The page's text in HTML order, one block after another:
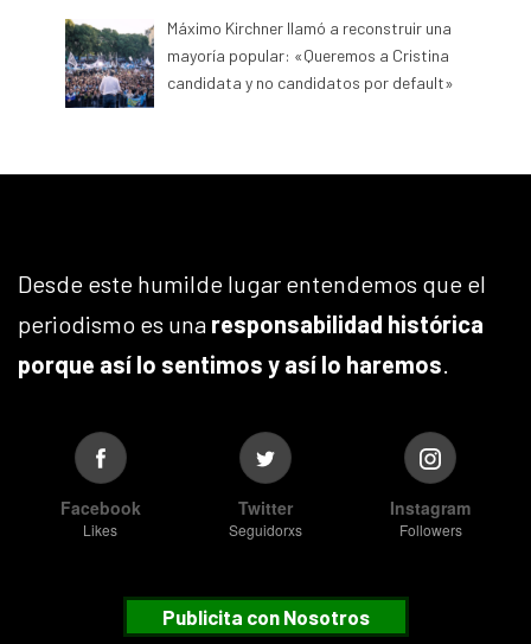
Máximo Kirchner llamó a reconstruir una
mayoría popular: «Queremos a Cristina
candidata y no candidatos por default»
Desde este humilde lugar entendemos que el
periodismo es una responsabilidad histórica
porque así lo sentimos y así lo haremos.
Facebook
Likes
Twitter
Seguidorxs
Instagram
Followers
Publicita con Nosotros